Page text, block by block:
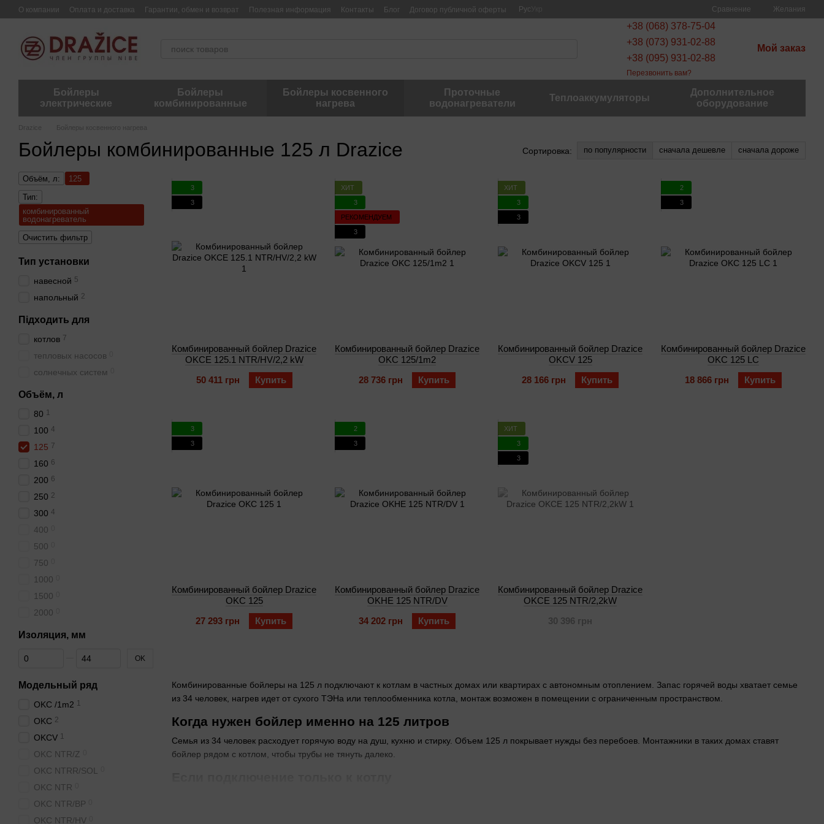
Перейти к основному контенту
О компании Оплата и доставка Гарантии, обмен и возврат Полезная информация Контакты Блог Договор публичной оферты Рус Сравнение Желания
+38 (068) 378-75-04
+38 (073) 931-02-88
+38 (095) 931-02-88
Перезвонить вам?
Мой заказ
Бойлеры
электрические
Бойлеры
комбинированные
Бойлеры косвенного
нагрева
Проточные
водонагреватели
Теплоаккумуляторы
Дополнительное
оборудование
Drazice Бойлеры косвенного нагрева
Бойлеры комбинированные 125 л Drazice Сортировка: по популярности сначала дешевле сначала дороже
Комбинированные бойлеры на 125 л подключают к котлам в частных домах или квартирах с автономным отоплением. Запас горячей воды хватает семье
из 34 человек, нагрев идет от сухого ТЭНа или теплообменника котла, монтаж возможен в помещении с ограниченным пространством.
Когда нужен бойлер именно на 125 литров
Семья из 34 человек расходует горячую воду на душ, кухню и стирку. Объем 125 л покрывает нужды без перебоев. Монтажники в таких домах ставят
бойлер рядом с котлом, чтобы трубы не тянуть далеко.
3
3
Комбинированный бойлер Drazice
OKCE 125.1 NTR/HV/2,2 kW
50 411 грн
Купить
ХИТ
3
РЕКОМЕНДУЕМ
3
Комбинированный бойлер Drazice
OKC 125/1m2
28 736 грн
Купить
ХИТ
3
3
Комбинированный бойлер Drazice
OKCV 125
28 166 грн
Купить
2
3
Комбинированный бойлер Drazice
OKC 125 LC
18 866 грн
Купить
3
3
Комбинированный бойлер Drazice
OKC 125
27 293 грн
Купить
2
3
Комбинированный бойлер Drazice
OKHE 125 NTR/DV
34 202 грн
Купить
ХИТ
3
3
Комбинированный бойлер Drazice
OKCE 125 NTR/2,2kW
30 396 грн
Объём, л:
125
Тип:
комбинированный
водонагреватель
Очистить фильтр
Тип установки
навесной 5
напольный 2
Підходить для
котлов 7
тепловых насосов
солнечных систем
Объём, л
80 1
100 4
125 7
160 6
200 6
250 2
300 4
400
500
750
1000
1500
2000
Изоляция, мм
От Изоляция, мм
До Изоляция, мм OK
Модельный ряд
OKC /1m2 1
OKC 2
OKCV 1
OKC NTR/Z
OKC NTRR/SOL
OKC NTR
OKC NTR/BP
OKC NTR/HV